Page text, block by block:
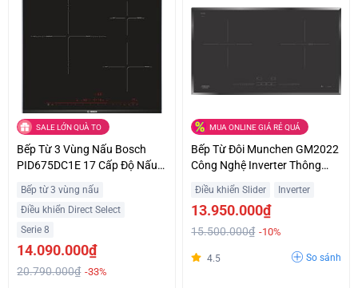
SALE LỚN QUÀ TO
Bếp Từ 3 Vùng Nấu Bosch
PID675DC1E 17 Cấp Độ Nấu
Bếp từ 3 vùng nấu
Điều khiển Direct Select
Serie 8
14.090.000₫
20.790.000₫ -33%
MUA ONLINE GIÁ RẺ QUÁ
Bếp Từ Đôi Munchen GM2022
Công Nghệ Inverter Thông
Điều khiển Slider Inverter
13.950.000₫
15.500.000₫ -10%
4.5 So sánh